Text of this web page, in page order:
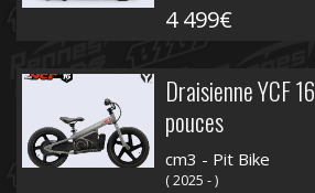
4 499€
Draisienne YCF 16
pouces
cm3 - Pit Bike
( 2025 - )